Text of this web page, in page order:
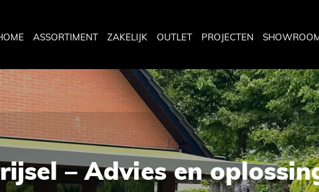
ASSORTIMENT ZAKELIJK OUTLET PROJECTEN
– Advies en